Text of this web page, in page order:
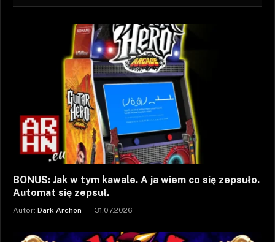
BONUS: Jak w tym kawale. A ja wiem co się zepsuło.
Automat się zepsuł.
Autor: Dark Archon 31.07.2026